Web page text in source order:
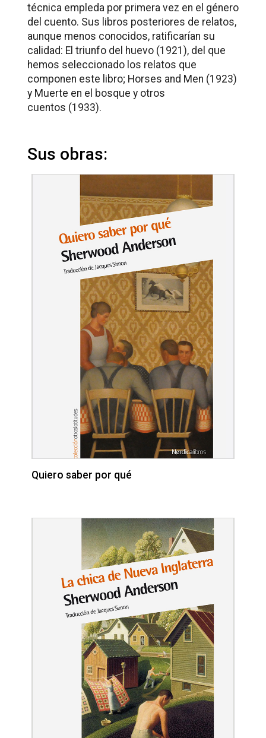
técnica empleda por primera vez en el género
del cuento. Sus libros posteriores de relatos,
aunque menos conocidos, ratificarían su
calidad: El triunfo del huevo (1921), del que
hemos seleccionado los relatos que
componen este libro; Horses and Men (1923)
y Muerte en el bosque y otros
cuentos (1933).
Sus obras:
Quiero saber por qué